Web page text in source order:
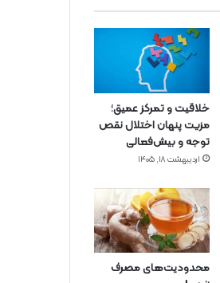
خلاقیت و تمرکز عمیق؛
مزیت پنهان اختلال نقص
توجه و بیش‌فعالی
اردیبهشت ۱۸, ۱۴۰۵
محدودیت‌های مصرف